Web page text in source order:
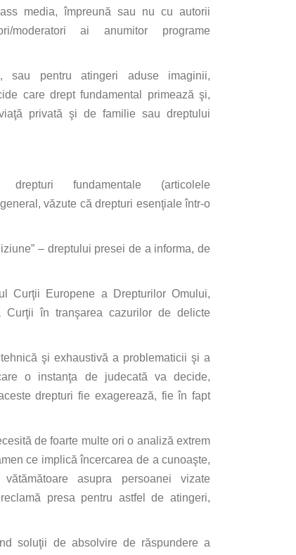
media, împreună sau nu cu autorii
moderatoriai anumitor programe
sau pentru atingeri aduse imaginii,
care drept fundamental primează şi,
privată şi de familie sau dreptului
drepturi fundamentale (articolele
general,văzute că drepturi esenţiale într-o
– dreptului presei de a informa, de
Curţii Europene a Drepturilor Omului,
Curţii în tranşarea cazurilor de delicte
tehnică şi exhaustivă a problematicii şi a
o instanţa de judecată va decide,
drepturi fie exagerează, fieîn fapt
de foarte multe ori o analiză extrem
ce implică încercarea de acunoaşte,
vătămătoare asupra persoanei vizate
reclamă presa pentru astfel de atingeri,
soluţii de absolvire de răspundere a